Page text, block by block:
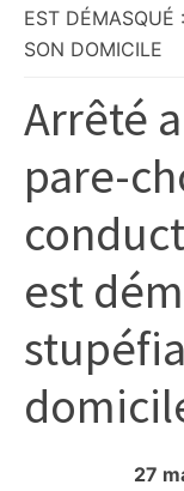
locale,
société,
politique,
météo,
faits
et
initiatives
citoyennes
EST DÉMASQUÉ
SON DOMICILE
Arrêté
pare-
est
27